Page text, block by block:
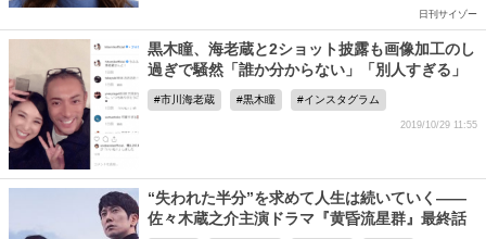
日刊サイゾー
黒木瞳、海老蔵と2ショット披露も画像加工のし
過ぎで騒然「誰か分からない」「別人すぎる」
市川海老蔵 黒木瞳 インスタグラム
2019/10/29 11:55
“失われた半分”を求めて人生は続いていく――
佐々木蔵之介主演ドラマ『黄昏流星群』最終話